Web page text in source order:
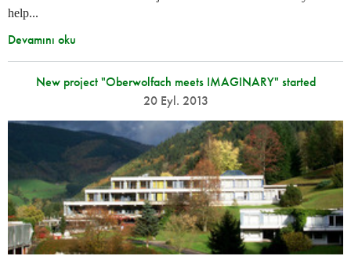
help...
Devamını oku
New project "Oberwolfach meets IMAGINARY" started
20 Eyl. 2013